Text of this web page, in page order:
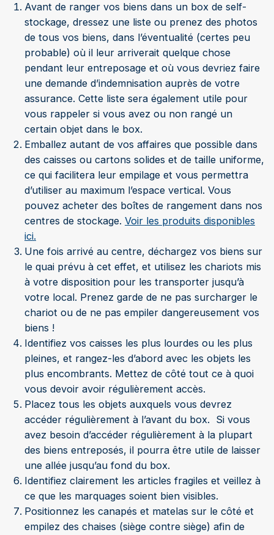
Avant de ranger vos biens dans un box de self-
stockage, dressez une liste ou prenez des photos
de tous vos biens, dans l’éventualité (certes peu
probable) où il leur arriverait quelque chose
pendant leur entreposage et où vous devriez faire
une demande d’indemnisation auprès de votre
assurance. Cette liste sera également utile pour
vous rappeler si vous avez ou non rangé un
certain objet dans le box.
Emballez autant de vos affaires que possible dans
des caisses ou cartons solides et de taille uniforme,
ce qui facilitera leur empilage et vous permettra
d’utiliser au maximum l’espace vertical. Vous
pouvez acheter des boîtes de rangement dans nos
centres de stockage. Voir les produits disponibles
ici.
Une fois arrivé au centre, déchargez vos biens sur
le quai prévu à cet effet, et utilisez les chariots mis
à votre disposition pour les transporter jusqu’à
votre local. Prenez garde de ne pas surcharger le
chariot ou de ne pas empiler dangereusement vos
biens !
Identifiez vos caisses les plus lourdes ou les plus
pleines, et rangez-les d’abord avec les objets les
plus encombrants. Mettez de côté tout ce à quoi
vous devoir avoir régulièrement accès.
Placez tous les objets auxquels vous devrez
accéder régulièrement à l’avant du box. Si vous
avez besoin d’accéder régulièrement à la plupart
des biens entreposés, il pourra être utile de laisser
une allée jusqu’au fond du box.
Identifiez clairement les articles fragiles et veillez à
ce que les marquages soient bien visibles.
Positionnez les canapés et matelas sur le côté et
empilez des chaises (siège contre siège) afin de